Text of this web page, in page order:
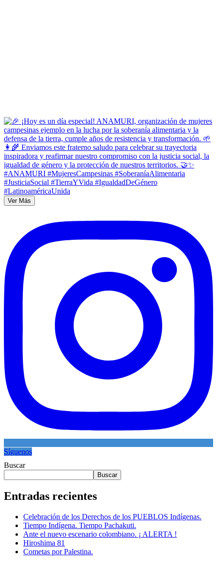
Ver Más
Síguenos
Buscar
Buscar
Entradas recientes
Celebración de los Derechos de los PUEBLOS Indígenas.
Tiempo Indígena. Tiempo Pachakuti.
Ante el nuevo escenario colombiano. ¡ ALERTA !
Hiroshima 81
Cometas por Palestina.